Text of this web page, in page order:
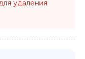
удаления